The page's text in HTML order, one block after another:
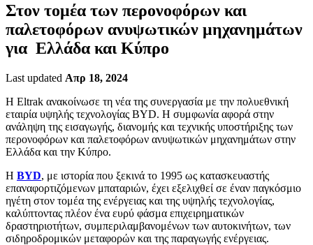
Στον τομέα των περονοφόρων και
παλετοφόρων ανυψωτικών μηχανημάτων
για Ελλάδα και Κύπρο
Last updated Απρ 18, 2024
Η Eltrak ανακοίνωσε τη νέα της συνεργασία με την πολυεθνική
εταιρία υψηλής τεχνολογίας BYD. Η συμφωνία αφορά στην
ανάληψη της εισαγωγής, διανομής και τεχνικής υποστήριξης των
περονοφόρων και παλετοφόρων ανυψωτικών μηχανημάτων στην
Ελλάδα και την Κύπρο.
Η BYD, με ιστορία που ξεκινά το 1995 ως κατασκευαστής
επαναφορτιζόμενων μπαταριών, έχει εξελιχθεί σε έναν παγκόσμιο
ηγέτη στον τομέα της ενέργειας και της υψηλής τεχνολογίας,
καλύπτοντας πλέον ένα ευρύ φάσμα επιχειρηματικών
δραστηριοτήτων, συμπεριλαμβανομένων των αυτοκινήτων, των
σιδηροδρομικών μεταφορών και της παραγωγής ενέργειας.